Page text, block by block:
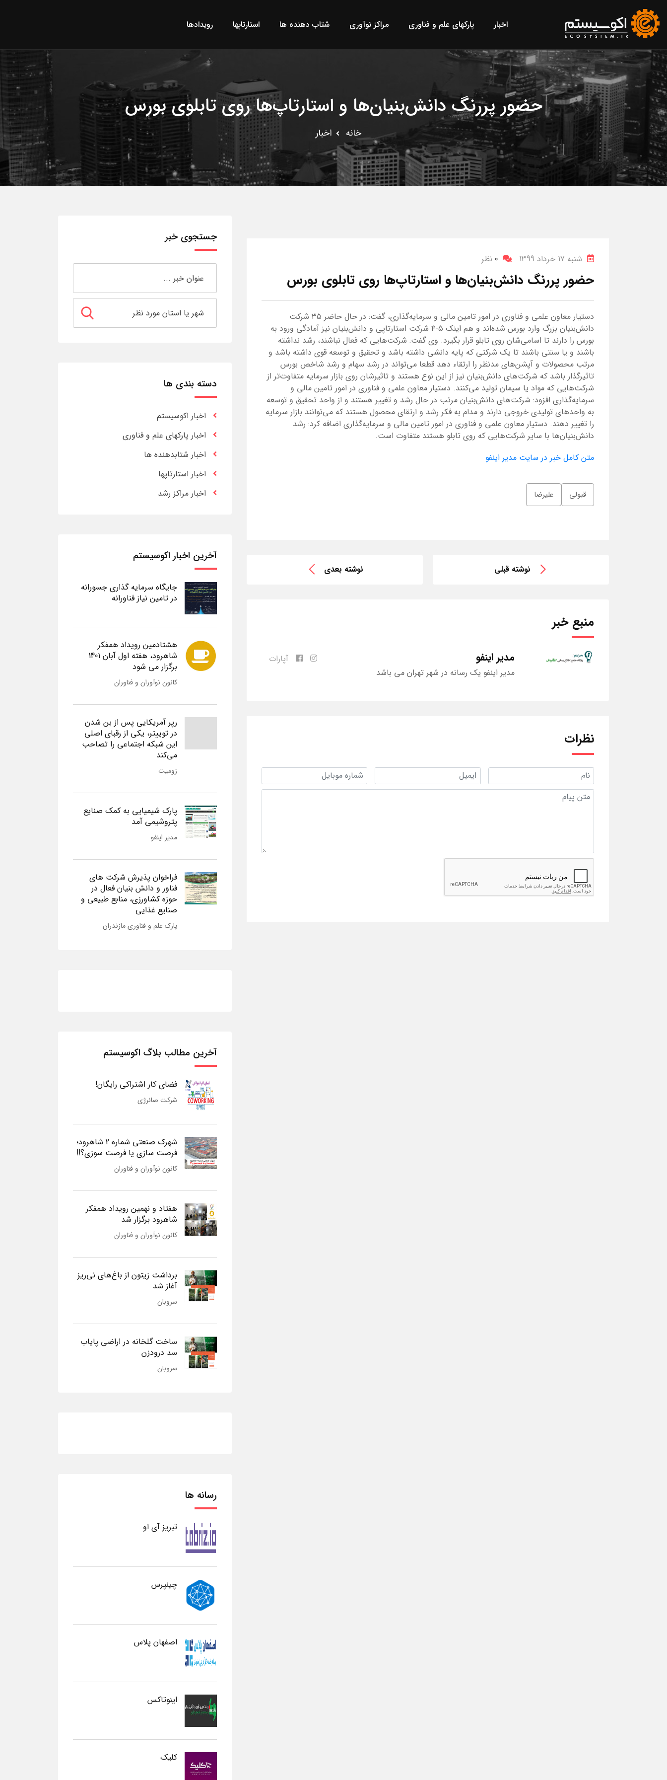
اخبار پارکهای علم و فناوری مراکز نوآوری شتاب دهنده ها استارتاپها رویدادها
حضور پررنگ دانش‌بنیان‌ها و استارتاپ‌ها روی تابلوی بورس
خانه اخبار
شنبه 17 خرداد 1399 0 نظر
حضور پررنگ دانش‌بنیان‌ها و استارتاپ‌ها روی تابلوی بورس
دستیار معاون علمی و فناوری در امور تامین مالی و سرمایه‌گذاری، گفت: در حال حاضر ۳۵ شرکت
دانش‌بنیان بزرگ وارد بورس شده‌اند و هم اینک ۵-۴ شرکت استارتاپی و دانش‌بنیان نیز آمادگی ورود به
بورس را دارند تا اسامی‌شان روی تابلو قرار بگیرد. وی گفت: شرکت‌هایی که فعال نباشند، رشد نداشته‌
باشند و یا سنتی باشند تا یک شرکتی که پایه دانشی داشته باشد و تحقیق و توسعه قوی داشته باشد و
مرتب محصولات و آپشن‌های مدنظر را ارتقاء دهد قطعا می‌تواند در رشد سهام و رشد شاخص بورس
تاثیرگذار باشد که شرکت‌های دانش‌بنیان نیز از این نوع هستند و تاثیرشان روی بازار سرمایه متفاوت‌تر از
شرکت‌هایی که مواد یا سیمان تولید می‌کنند. دستیار معاون علمی و فناوری در امور تامین مالی و
سرمایه‌گذاری افزود: شرکت‌های دانش‌بنیان مرتب در حال رشد و تغییر هستند و از واحد تحقیق و توسعه
به واحدهای تولیدی خروجی دارند و مدام به فکر رشد و ارتقای محصول هستند که می‌توانند بازار سرمایه
را تغییر دهند. دستیار معاون علمی و فناوری در امور تامین مالی و سرمایه‌گذاری اضافه کرد: رشد
دانش‌بنیان‌ها با سایر شرکت‌هایی که روی تابلو هستند متفاوت است.
متن کامل خبر در سایت مدیر اینفو
قبولی علیرضا
نوشته قبلی نوشته بعدی
منبع خبر
مدیر اینفو
مدیر اینفو یک رسانه در شهر تهران می باشد
آپارات
نظرات
جستجوی خبر
دسته بندی ها
اخبار اکوسیستم
اخبار پارکهای علم و فناوری
اخبار شتابدهنده ها
اخبار استارتاپها
اخبار مراکز رشد
آخرین اخبار اکوسیستم
جایگاه سرمایه گذاری جسورانه
در تامین نیاز فناورانه
هشتادمین رویداد همفکر
شاهرود، هفته اول آبان 1401
برگزار می شود
کانون نوآوران و فناوران
رپر آمریکایی پس از بن شدن
در توییتر، یکی از رقبای اصلی
این شبکه اجتماعی را تصاحب
می‌کند
زومیت
پارک شیمیایی به کمک صنایع
پتروشیمی آمد
مدیر اینفو
فراخوان پذیرش شرکت های
فناور و دانش بنیان فعال در
حوزه کشاورزی، منابع طبیعی و
صنایع غذایی
پارک علم و فناوری مازندران
آخرین مطالب بلاگ اکوسیستم
فضای کار اشتراکی رایگان!
شرکت صانرژی
شهرک صنعتی شماره 2 شاهرود؛
فرصت سازی یا فرصت سوزی؟!!
کانون نوآوران و فناوران
هفتاد و نهمین رویداد همفکر
شاهرود برگزار شد
کانون نوآوران و فناوران
برداشت زیتون از باغ‌های نی‌ریز
آغاز شد
سروبان
ساخت گلخانه در اراضی پایاب
سد درودزن
سروبان
رسانه ها
تبریز آی او
چینپرس
اصفهان پلاس
اینوتاکس
کلیک